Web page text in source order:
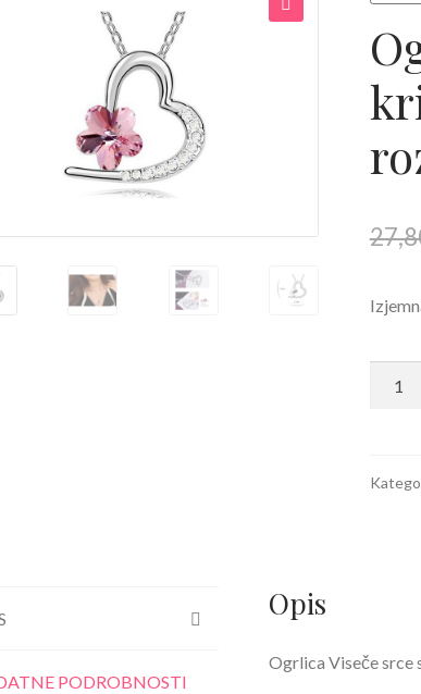
kristali
PODROBNOSTI
Opis
Ogrlica Viseče srce